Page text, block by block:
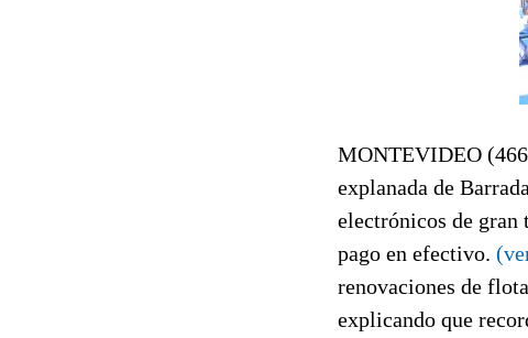
MONTEVIDEO
explanada de
electrónicos de gran
pago en efectivo.
renovaciones de
explicando que